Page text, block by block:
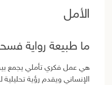
الأمل
ما طبيعة رواية
هي عمل فكري تأملي يجمع بين
الإنساني ويقدم رؤية تحليلية